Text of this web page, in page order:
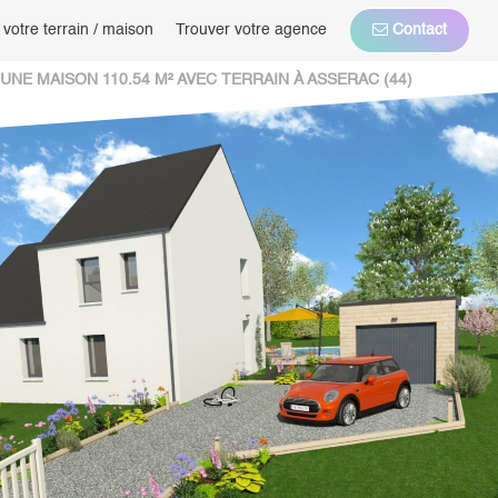
terrain / maison Trouver votre agence Contact
MAISON 110.54 M² AVEC TERRAIN À ASSERAC (44)